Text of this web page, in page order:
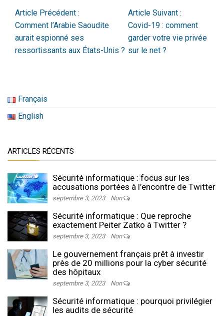
Article Précédent :
Comment l’Arabie Saoudite
aurait espionné ses
ressortissants aux États-Unis ?
Article Suivant :
Covid-19 : comment
garder votre vie privée
sur le net ?
Français
English
ARTICLES RÉCENTS
Sécurité informatique : focus sur les
accusations portées à l’encontre de Twitter
septembre 3, 2023 Non
Sécurité informatique : Que reproche
exactement Peiter Zatko à Twitter ?
septembre 3, 2023 Non
Le gouvernement français prêt à investir
près de 20 millions pour la cyber sécurité
des hôpitaux
septembre 3, 2023 Non
Sécurité informatique : pourquoi privilégier
les audits de sécurité